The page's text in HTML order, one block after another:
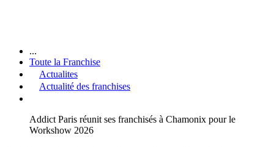
...
Toute la Franchise
Actualites
Actualité des franchises
Addict Paris réunit ses franchisés à Chamonix pour le
Workshow 2026